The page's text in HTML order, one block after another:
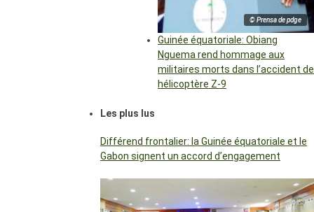
© Prensa de pdge
Guinée équatoriale: Obiang
Nguema rend hommage aux
militaires morts dans l’accident de
hélicoptère Z-9
Les plus lus
Différend frontalier: la Guinée équatoriale et le
Gabon signent un accord d’engagement